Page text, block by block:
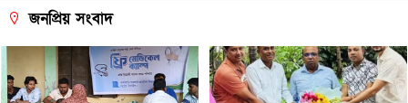
জনপ্রিয় সংবাদ